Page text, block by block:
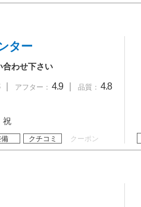
ター
合わせ下さい
アフター： 4.9 品質： 4.8
祝
クチコミ クーポン